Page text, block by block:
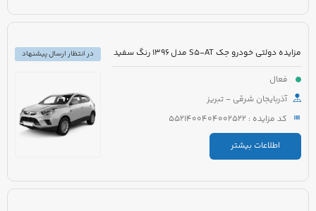
مزایده دولتی خودرو جک S5-AT مدل 1396 رنگ سفید
فعال
آذربایجان شرقی - تبریز
کد مزایده : 5521400404002522
اطلاعات بیشتر
در انتظار ارسال پیشنهاد